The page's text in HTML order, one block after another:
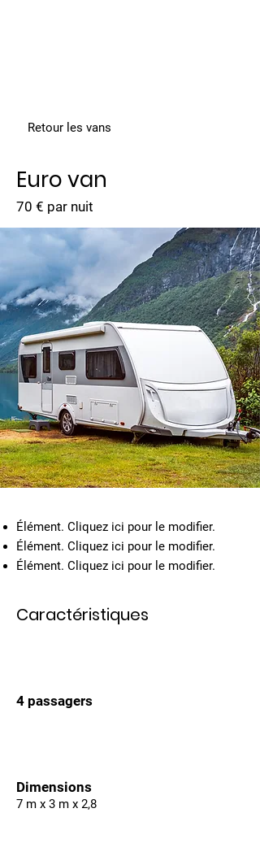
Retour les vans
Euro van
70 € par nuit
Élément. Cliquez ici pour le modifier.
Élément. Cliquez ici pour le modifier.
Élément. Cliquez ici pour le modifier.
Caractéristiques
4 passagers
Dimensions
7 m x 3 m x 2,8